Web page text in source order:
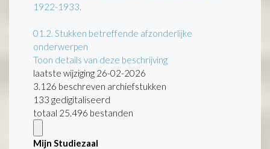
1922-1933.
01.2. Stukken betreffende afzonderlijke
onderwerpen
Toon details van deze beschrijving
laatste wijziging 26-02-2026
3.126 beschreven archiefstukken
133 gedigitaliseerd
totaal 25.496 bestanden
Mijn Studiezaal